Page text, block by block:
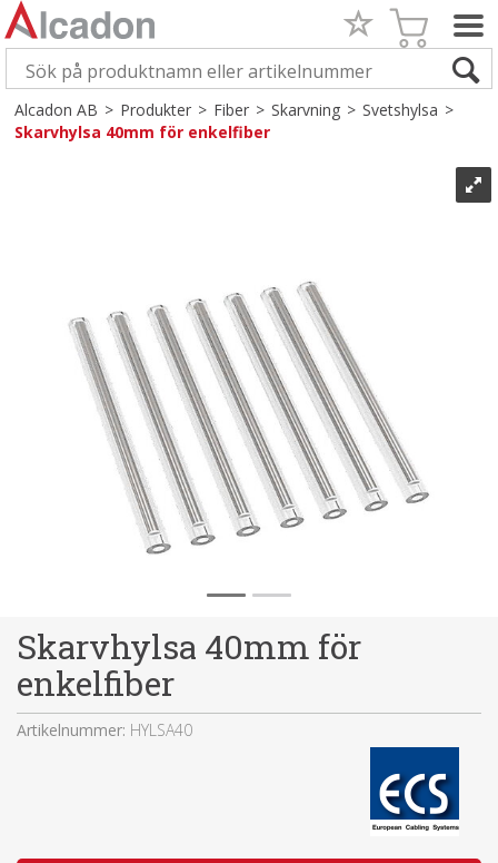
Alcadon AB>Produkter>Fiber>Skarvning>Svetshylsa>
Skarvhylsa 40mm för enkelfiber
Skarvhylsa 40mm för
enkelfiber
Artikelnummer: HYLSA40